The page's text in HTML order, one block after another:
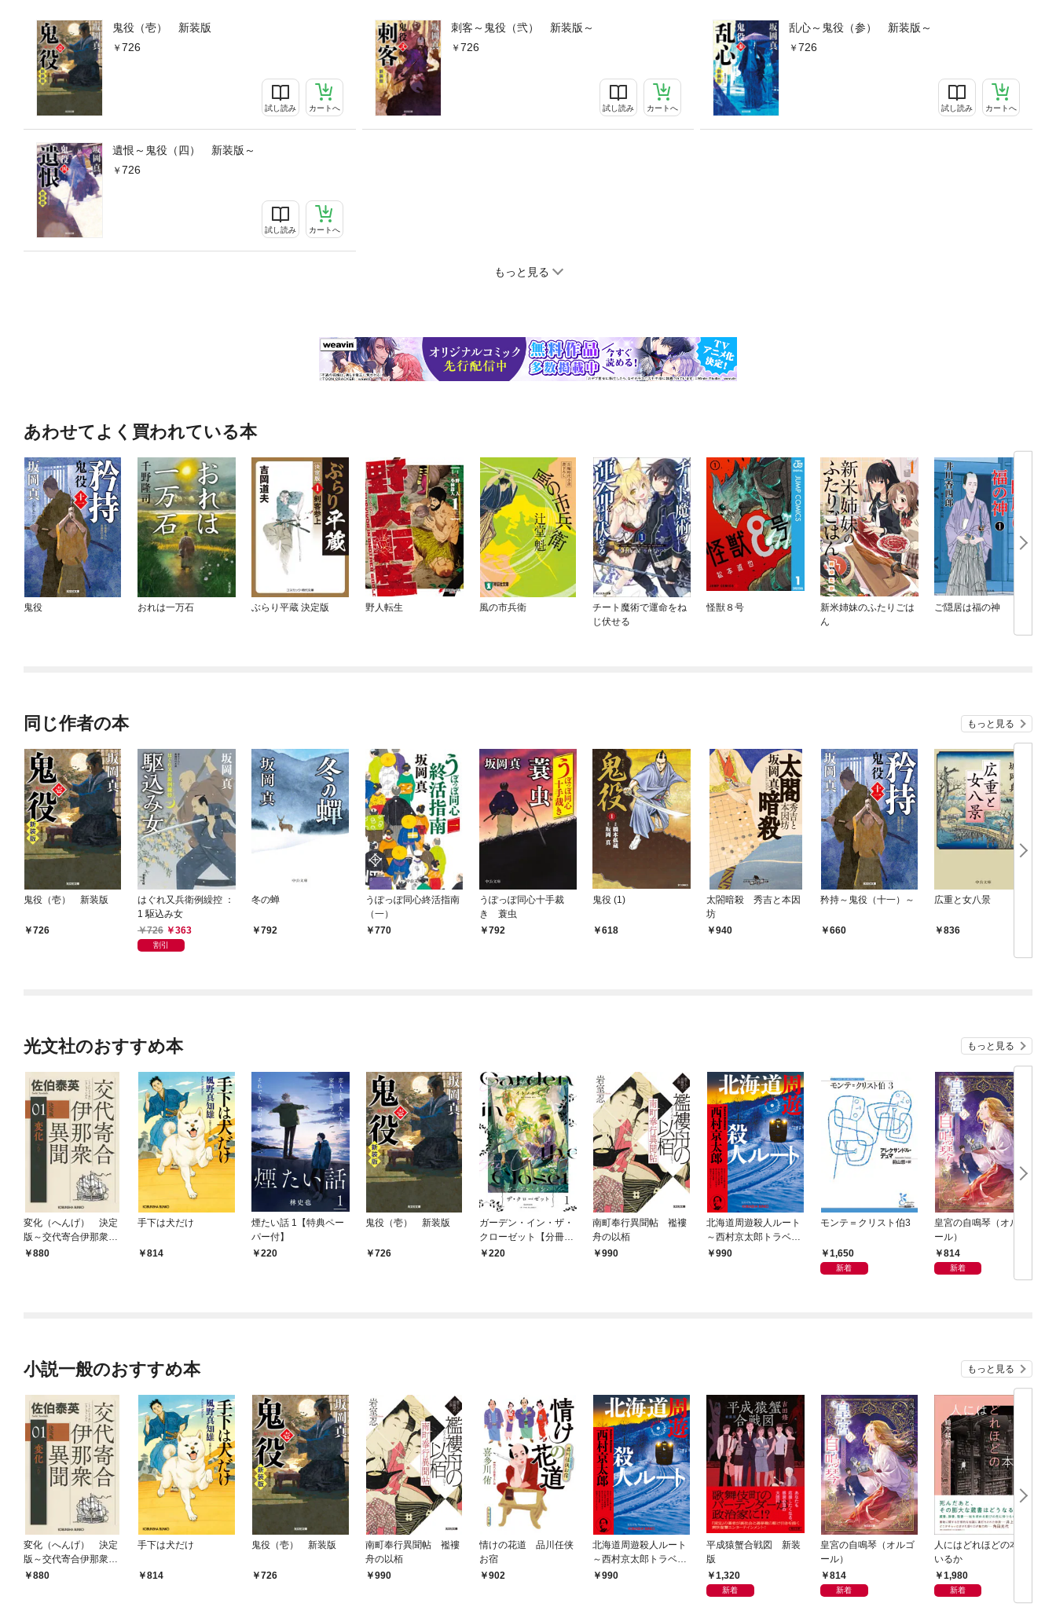
鬼役（壱） 新装版
726
試し読み カートへ
刺客～鬼役（弐） 新装版～
726
試し読み カートへ
乱心～鬼役（参） 新装版～
726
試し読み カートへ
遺恨～鬼役（四） 新装版～
726
試し読み カートへ
もっと見る
あわせてよく買われている本
鬼役 おれは一万石 ぶらり平蔵 決定版 野人転生 風の市兵衛
チート魔術で運命をね
じ伏せる
怪獣８号
新米姉妹のふたりごは
ん
ご隠居は福の神
同じ作者の本 もっと見る
鬼役（壱） 新装版
726
はぐれ又兵衛例繰控 ：
1 駆込み女
726
363
割引
冬の蝉
792
うぽっぽ同心終活指南
（一）
770
うぽっぽ同心十手裁
き 蓑虫
792
鬼役 (1)
618
太閤暗殺 秀吉と本因
坊
940
矜持～鬼役（十一）～
660
広重と女八景
836
光文社のおすすめ本 もっと見る
変化（へんげ） 決定
版～交代寄合伊那衆異
聞（1）～
880
手下は犬だけ
814
煙たい話 1【特典ペー
パー付】
220
鬼役（壱） 新装版
726
ガーデン・イン・ザ・
クローゼット【分冊
版】1
220
南町奉行異聞帖 襤褸
舟の以栢
990
北海道周遊殺人ルート
～西村京太郎トラベル
ミステリー・セレクシ
990
モンテ＝クリスト伯3
1,650
新着
皇宮の自鳴琴（オルゴ
ール）
814
新着
小説一般のおすすめ本 もっと見る
変化（へんげ） 決定
版～交代寄合伊那衆異
聞（1）～
880
手下は犬だけ
814
鬼役（壱） 新装版
726
南町奉行異聞帖 襤褸
舟の以栢
990
情けの花道 品川任侠
お宿
902
北海道周遊殺人ルート
～西村京太郎トラベル
ミステリー・セレクシ
990
平成猿蟹合戦図 新装
版
1,320
新着
皇宮の自鳴琴（オルゴ
ール）
814
新着
人にはどれほどの本が
いるか
1,980
新着